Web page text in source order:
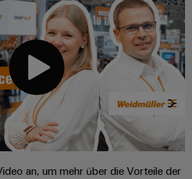
an, um mehr über die Vorteile der